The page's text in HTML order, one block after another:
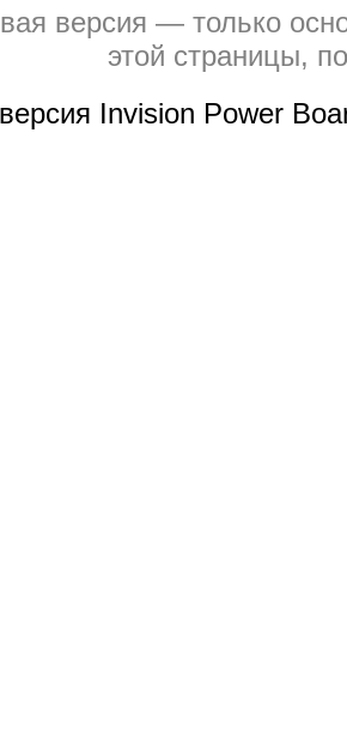
версия — только
этой страницы,
Invision Power